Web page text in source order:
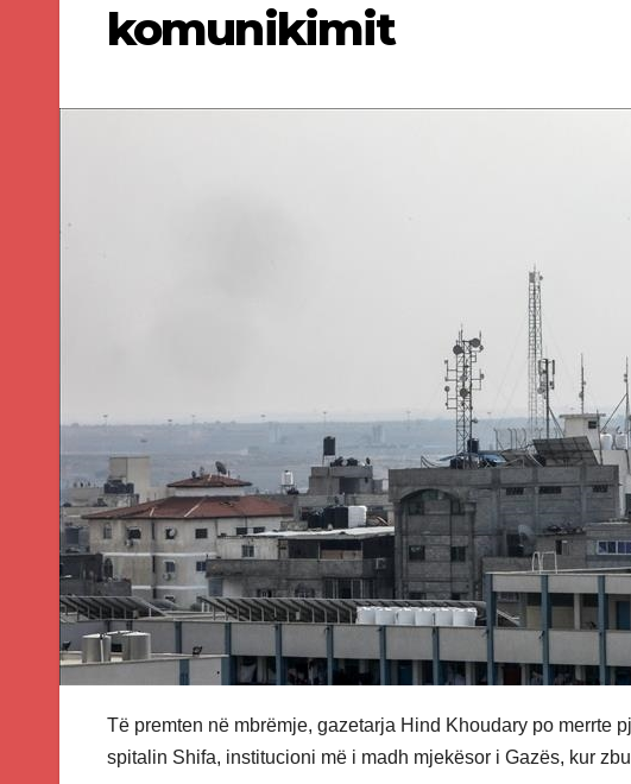
komunikimit
Të premten në mbrëmje, gazetarja Hind Khoudary po merrte
spitalin Shifa, institucioni më i madh mjekësor i Gazës, kur